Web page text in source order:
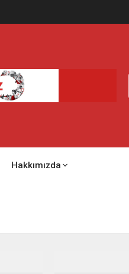
Hakkımızda